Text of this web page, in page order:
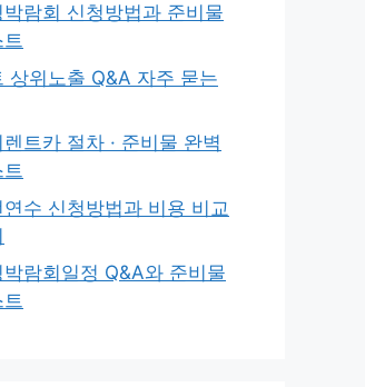
람회 신청방법과 준비물
상위노출 Q&A 자주 묻는
트카 절차 · 준비물 완벽
연수 신청방법과 비용 비교
람회일정 Q&A와 준비물